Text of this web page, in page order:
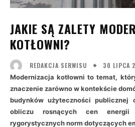
JAKIE SĄ ZALETY
KOTŁOWNI?
REDAKCJA SERWISU 30 LIPCA
Modernizacja kotłowni to temat,
znaczenie zarówno w kontekście
budynków użyteczności publicznej
obliczu rosnących cen
rygorystycznych norm dotyczących